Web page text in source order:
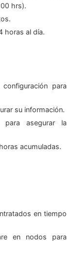
hrs).
horas al día.
para
su información.
asegurar la
acumuladas.
en tiempo
en nodos para